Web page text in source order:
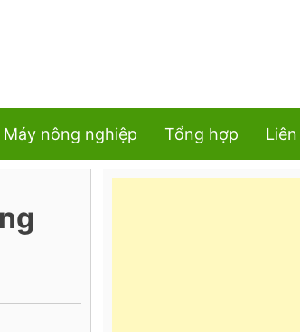
Máy nông nghiệp Tổng hợp